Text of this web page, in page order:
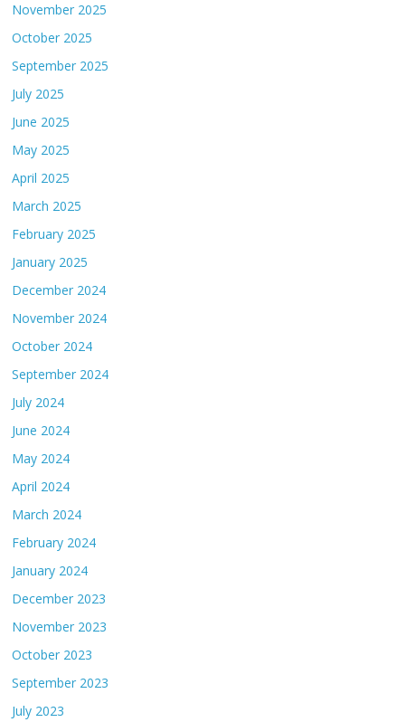
November 2025
October 2025
September 2025
July 2025
June 2025
May 2025
April 2025
March 2025
February 2025
January 2025
December 2024
November 2024
October 2024
September 2024
July 2024
June 2024
May 2024
April 2024
March 2024
February 2024
January 2024
December 2023
November 2023
October 2023
September 2023
July 2023